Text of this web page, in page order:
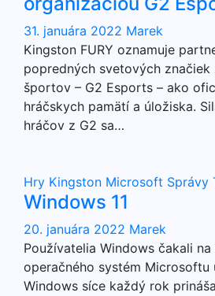
31. januára 2022 Marek
Kingston FURY oznamuje
popredných svetových značiek
športov – G2 Esports – ako
hráčskych pamätí a úložiska.
hráčov z G2 sa…
Hry Kingston Microsoft Správy
Windows 11
20. januára 2022 Marek
Používatelia Windows čakali
operačného systém Microsoftu
Windows síce každý rok